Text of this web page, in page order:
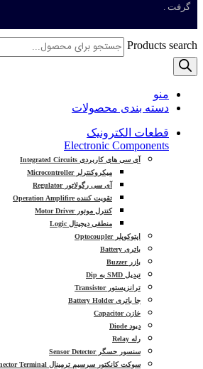
گرفت .
Products search
منو
دسته بندی محصولات
قطعات الکترونیک
Electronic Components
آی سی های کاربردی Integrated Circuits
میکروکنترلر Microcontroller
آی سی رگولاتور Regulator
تقویت کننده Operation Amplifire
کنترل موتور Motor Driver
منطقی دیجیتال Logic
اپتوکوپلر Optocoupler
باتری Battery
بازر Buzzer
تبدیل SMD به Dip
ترانزیستور Transistor
جا باتری Battery Holder
خازن Capacitor
دیود Diode
رله Relay
سنسور حسگر Sensor Detector
سوکت کانکتور سرسیم ترمینال Sucket Connector Terminal